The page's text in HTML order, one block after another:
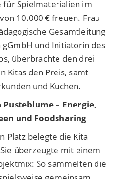
für Spielmaterialien im
10.000 € freuen. Frau
Gesamtleitung
gGmbH und Initiatorin des
überbrachte den drei
Kitas den Preis, samt
und Kuchen.
Pusteblume – Energie,
und Foodsharing
Platz belegte die Kita
überzeugte mit einem
So sammelten die